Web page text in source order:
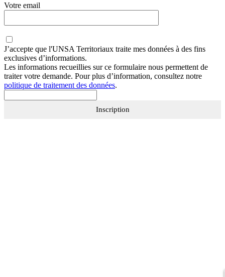
Votre email
J’accepte que l'UNSA Territoriaux traite mes données à des fins
exclusives d’informations.
Les informations recueillies sur ce formulaire nous permettent de
traiter votre demande. Pour plus d’information, consultez notre
politique de traitement des données.
Inscription